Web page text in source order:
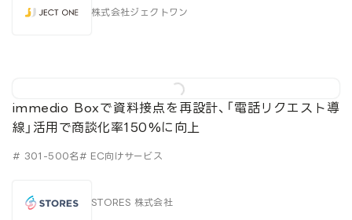
株式会社ジェクトワン
immedio Boxで資料接点を再設計、「電話リクエスト導
線」活用で商談化率150%に向上
# 301-500名# EC向けサービス
STORES 株式会社